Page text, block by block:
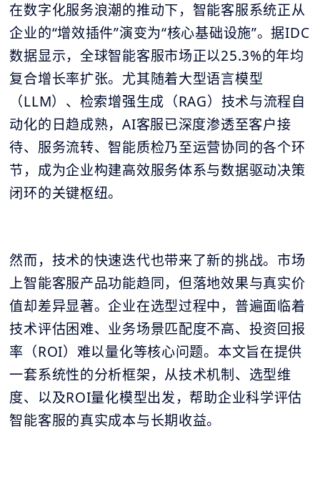
在数字化服务浪潮的推动下，智能客服系统正从
企业的“增效插件”演变为“核心基础设施”。据IDC
数据显示，全球智能客服市场正以25.3%的年均
复合增长率扩张。尤其随着大型语言模型
（LLM）、检索增强生成（RAG）技术与流程自
动化的日趋成熟，AI客服已深度渗透至客户接
待、服务流转、智能质检乃至运营协同的各个环
节，成为企业构建高效服务体系与数据驱动决策
闭环的关键枢纽。
然而，技术的快速迭代也带来了新的挑战。市场
上智能客服产品功能趋同，但落地效果与真实价
值却差异显著。企业在选型过程中，普遍面临着
技术评估困难、业务场景匹配度不高、投资回报
率（ROI）难以量化等核心问题。本文旨在提供
一套系统性的分析框架，从技术机制、选型维
度、以及ROI量化模型出发，帮助企业科学评估
智能客服的真实成本与长期收益。